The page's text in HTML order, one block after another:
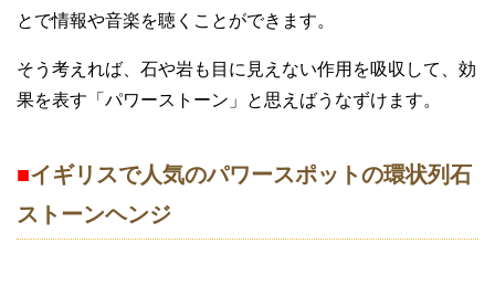
とで情報や音楽を聴くことができます。
そう考えれば、石や岩も目に見えない作用を吸収して、効
果を表す「パワーストーン」と思えばうなずけます。
■イギリスで人気のパワースポットの環状列石
ストーンヘンジ